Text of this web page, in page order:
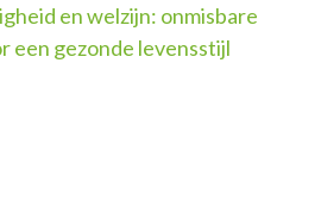
en welzijn: onmisbare
een gezonde levensstijl